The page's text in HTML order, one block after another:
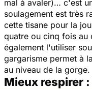
mal à avaler)… c'est
soulagement est très
cette tisane pour la
quatre ou cinq fois au
également l'utiliser
gargarisme permet à
au niveau de la gorge.
Mieux respirer